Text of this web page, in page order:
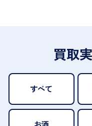
買取
すべて